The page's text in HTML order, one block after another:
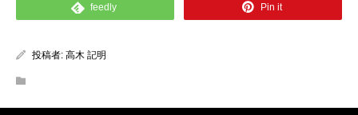
feedly Pin it
投稿者: 高木 記明